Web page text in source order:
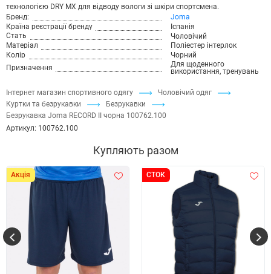
Інтернет магазин спортивного одягу
Чоловічий одяг
Куртки та безрукавки
Безрукавки
Безрукавка Joma RECORD II чорна 100762.100
технологією DRY MX для відводу вологи зі шкіри спортсмена.
Бренд:
Joma
Країна реєстрації бренду
Іспанія
Стать
Чоловічий
Матеріал
Поліестер інтерлок
Колір
Чорний
Призначення
Для щоденного
використання, тренувань
Артикул: 100762.100
Купляють разом
Акція СТОК